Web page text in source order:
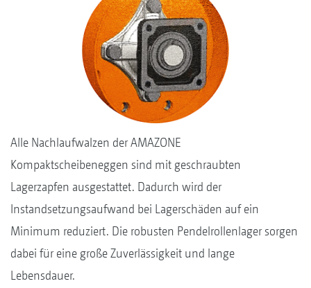
Alle Nachlaufwalzen der AMAZONE
Kompaktscheibeneggen sind mit geschraubten
Lagerzapfen ausgestattet. Dadurch wird der
Instandsetzungsaufwand bei Lagerschäden auf ein
Minimum reduziert. Die robusten Pendelrollenlager sorgen
dabei für eine große Zuverlässigkeit und lange
Lebensdauer.